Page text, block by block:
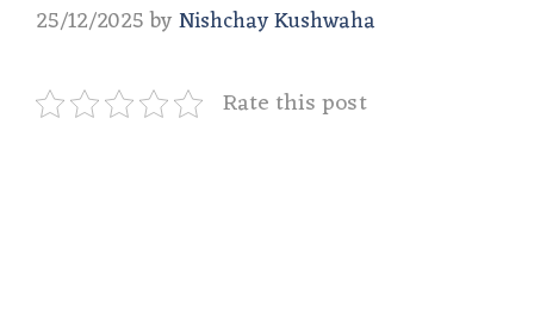
25/12/2025 byNishchay Kushwaha
Rate this post